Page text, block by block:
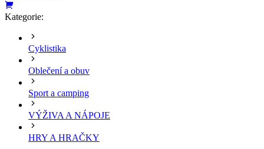
Kategorie:
Cyklistika
Oblečení a obuv
Sport a camping
VÝŽIVA A NÁPOJE
HRY A HRAČKY